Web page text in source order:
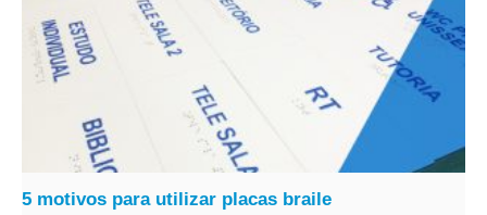
5 motivos para utilizar placas braile